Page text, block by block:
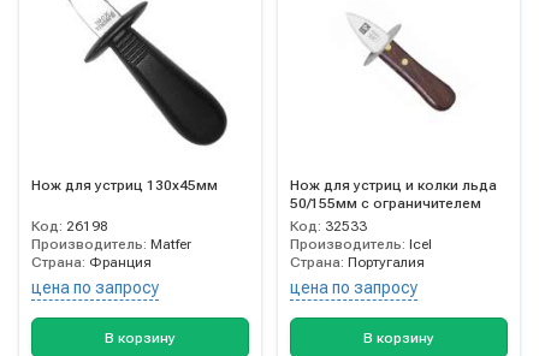
Нож для устриц 130х45мм
Код: 26198
Производитель: Matfer
Страна: Франция
цена по запросу
В корзину
Нож для устриц и колки льда
50/155мм с ограничителем
Код: 32533
Производитель: Icel
Страна: Португалия
цена по запросу
В корзину